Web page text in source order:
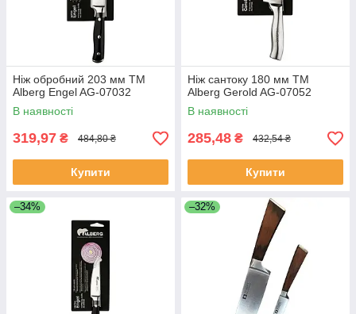
Ніж обробний 203 мм ТМ
Alberg Engel AG-07032
В наявності
319,97 ₴ 484,80 ₴
Купити
Ніж сантоку 180 мм ТМ
Alberg Gerold AG-07052
В наявності
285,48 ₴ 432,54 ₴
Купити
–34% –32%